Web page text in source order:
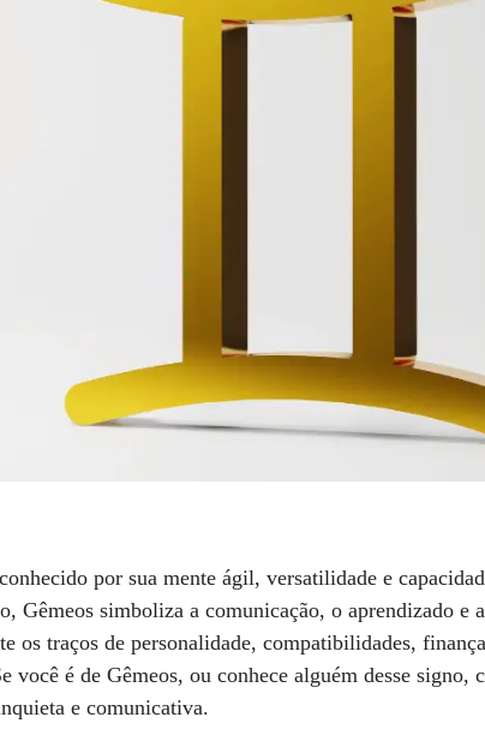
por sua mente ágil, versatilidade e
Gêmeos simboliza a comunicação, o aprendizado e
os traços de personalidade, compatibilidades,
você é de Gêmeos, ou conhece alguém desse signo,
e comunicativa.